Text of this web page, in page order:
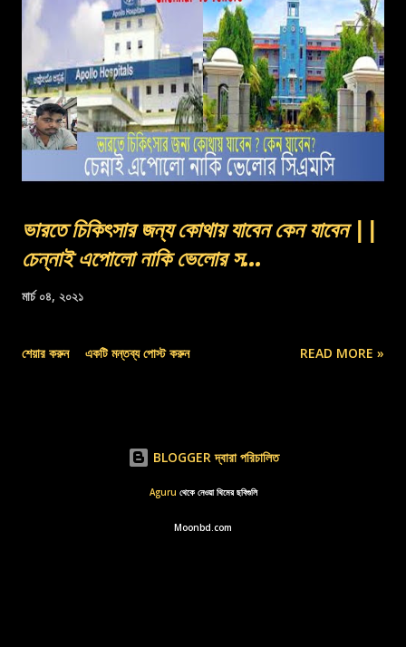
ভারতে চিকিৎসার জন্য কোথায় যাবেন কেন যাবেন ||
চেন্নাই এপোলো নাকি ভেলোর স...
মার্চ ০৪, ২০২১
শেয়ার করুন একটি মন্তব্য পোস্ট করুন READ MORE »
BLOGGER দ্বারা পরিচালিত
Aguru থেকে নেওয়া থিমের ছবিগুলি
Moonbd.com